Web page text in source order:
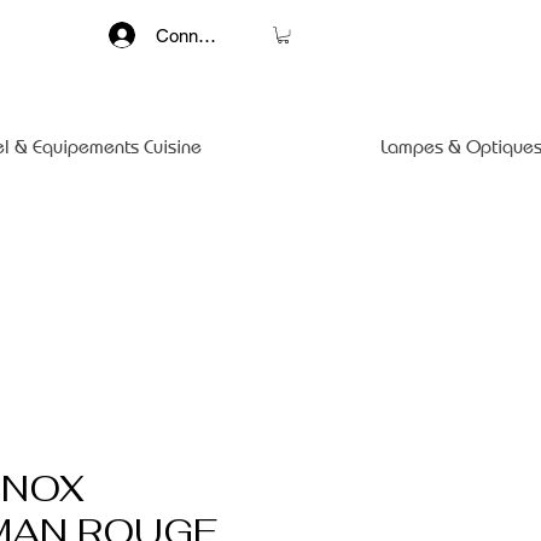
Connexion
& Equipements Cuisine Lampes &